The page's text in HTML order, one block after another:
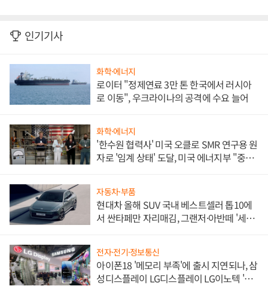
인기기사
화학·에너지
로이터 "정제연료 3만 톤 한국에서 러시아
로 이동", 우크라이나의 공격에 수요 늘어
화학·에너지
'한수원 협력사' 미국 오클로 SMR 연구용 원
자로 '임계 상태' 도달, 미국 에너지부 "중요
자동차·부품
현대차 올해 SUV 국내 베스트셀러 톱10에
서 싼타페만 자리매김, 그랜저·아반떼 '세단
전자·전기·정보통신
아이폰18 '메모리 부족'에 출시 지연되나, 삼
성디스플레이 LG디스플레이 LG이노텍 '탈